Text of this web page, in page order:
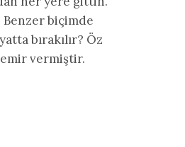
biçimde
bırakılır? Öz
vermiştir.